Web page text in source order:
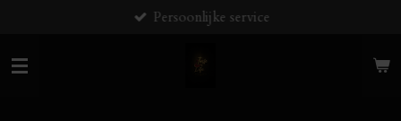
naar
de
Persoonlijke service